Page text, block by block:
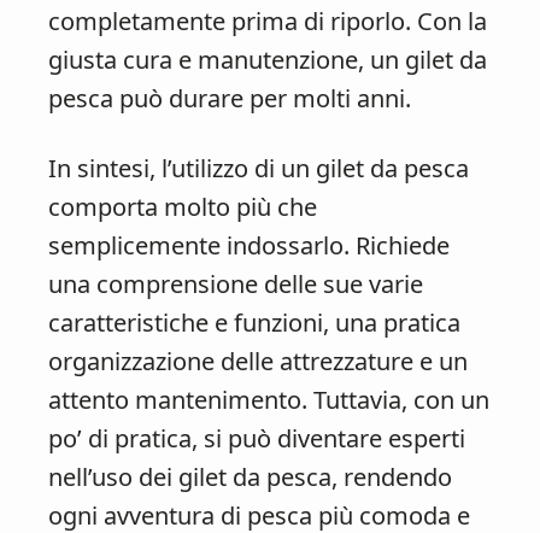
completamente prima di riporlo. Con la
giusta cura e manutenzione, un gilet da
pesca può durare per molti anni.
In sintesi, l’utilizzo di un gilet da pesca
comporta molto più che
semplicemente indossarlo. Richiede
una comprensione delle sue varie
caratteristiche e funzioni, una pratica
organizzazione delle attrezzature e un
attento mantenimento. Tuttavia, con un
po’ di pratica, si può diventare esperti
nell’uso dei gilet da pesca, rendendo
ogni avventura di pesca più comoda e